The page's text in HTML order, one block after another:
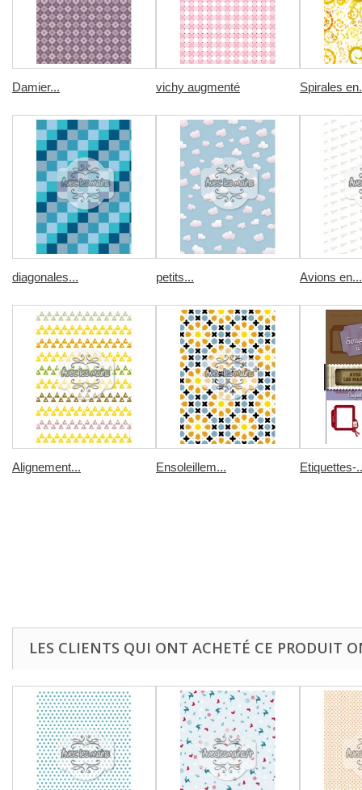
Damier... vichy augmenté Spirales
diagonales... petits... Avions en...
Alignement... Ensoleillem... Etiquettes-
LES CLIENTS QUI ONT ACHETÉ CE PRODUIT